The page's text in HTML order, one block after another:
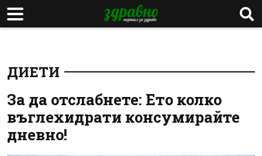
ДИЕТИ
За да отслабнете: Ето колко
въглехидрати консумирайте
дневно!